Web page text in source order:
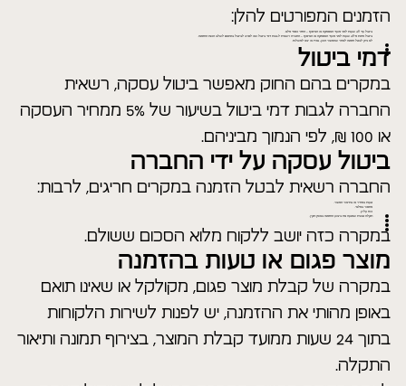
הזמנים המפורטים להלן:
ביטול עד 48 שעות לפני מועד האספקה או האיסוף – החזר כספי מלא.
ביטול פחות מ-48 שעות לפני מועד האספקה או האיסוף – החברה רשאית לגבות דמי ביטול ו/או לסרב לביטול בהתאם לשלב הכנת ההזמנה.
לא ניתן לבטל הזמנה לאחר שהמוצר הוכן, נארז או יצא למשלוח.
דמי ביטול
במקרים בהם החוק מאפשר ביטול עסקה, רשאית
החברה לגבות דמי ביטול בשיעור של 5% ממחיר העסקה
או 100 ₪, לפי הנמוך מביניהם.
ביטול עסקה על ידי החברה
החברה רשאית לבטל הזמנה במקרים חריגים, לרבות:
טעות במחיר או בתיאור המוצר.
מחסור במלאי.
כוח עליון.
תקלה טכנית שמנעה את ביצוע ההזמנה באופן תקין.
במקרה כזה יושב ללקוח מלוא הסכום ששולם.
מוצר פגום או טעות בהזמנה
במקרה של קבלת מוצר פגום, מקולקל או שאינו תואם
באופן מהותי את ההזמנה, יש לפנות לשירות הלקוחות
בתוך 24 שעות ממועד קבלת המוצר, בצירוף תמונה ותיאור
התקלה.